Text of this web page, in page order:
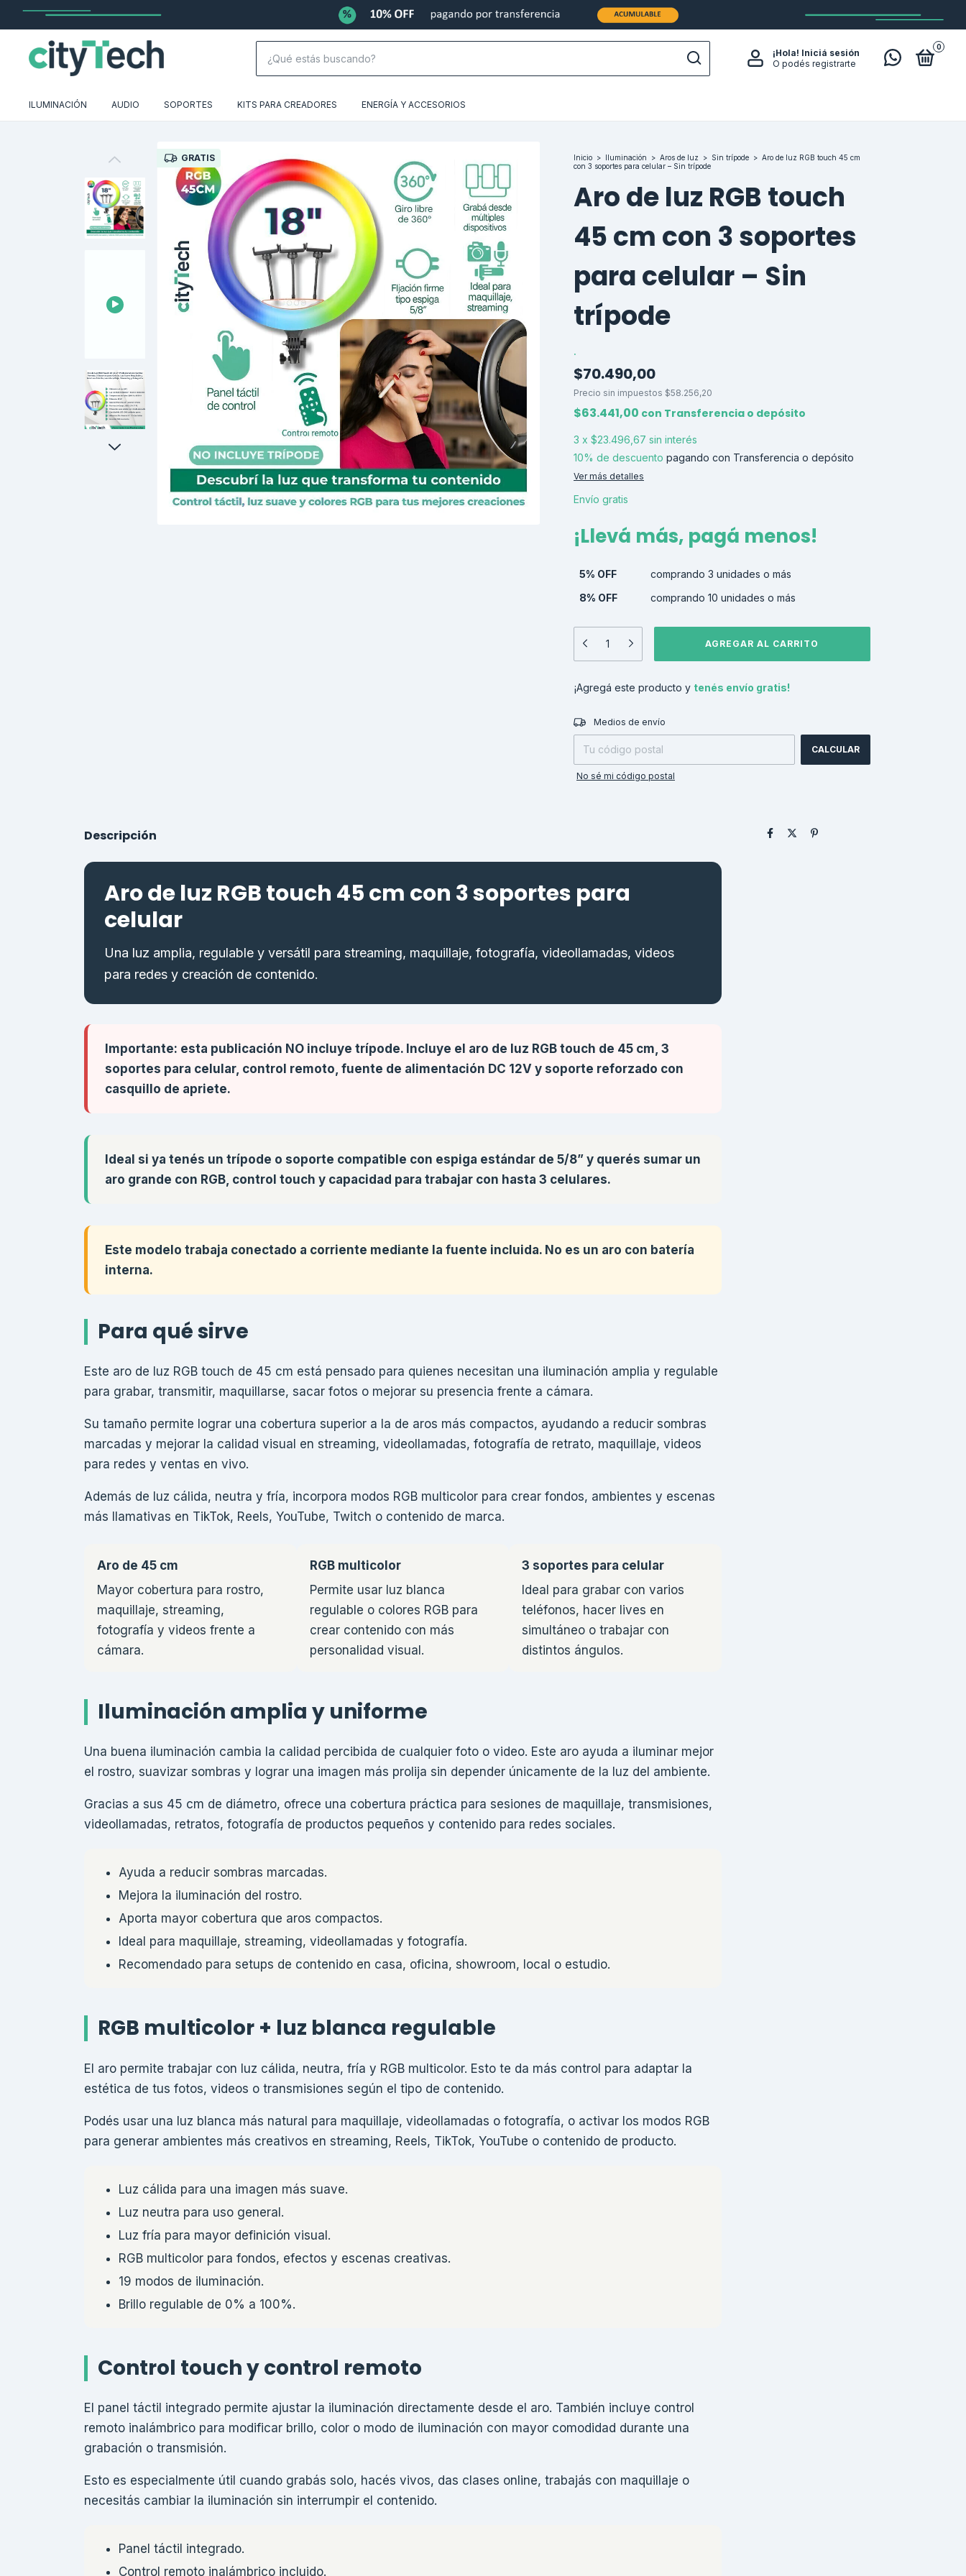
¡Hola! Iniciá sesión
O podés registrarte
0
ILUMINACIÓN AUDIO SOPORTES KITS PARA CREADORES ENERGÍA Y ACCESORIOS
GRATIS Inicio > Iluminación > Aros de luz > Sin trípode > Aro de luz RGB touch 45 cm
con 3 soportes para celular – Sin trípode
Aro de luz RGB touch
45 cm con 3 soportes
para celular – Sin
trípode
.
$70.490,00
Precio sin impuestos $58.256,20
$63.441,00 con Transferencia o depósito
3 x $23.496,67 sin interés
10% de descuento pagando con Transferencia o depósito
Ver más detalles
Envío gratis
¡Llevá más, pagá menos!
5% OFF
comprando 3 unidades o más
8% OFF
comprando 10 unidades o más
¡Agregá este producto y tenés envío gratis!
Entregas para el CP:
Medios de envío
CALCULAR
No sé mi código postal
Descripción
Aro de luz RGB touch 45 cm con 3 soportes para
celular
Una luz amplia, regulable y versátil para streaming, maquillaje, fotografía, videollamadas, videos
para redes y creación de contenido.
Importante: esta publicación NO incluye trípode. Incluye el aro de luz RGB touch de 45 cm, 3
soportes para celular, control remoto, fuente de alimentación DC 12V y soporte reforzado con
casquillo de apriete.
Ideal si ya tenés un trípode o soporte compatible con espiga estándar de 5/8” y querés sumar un
aro grande con RGB, control touch y capacidad para trabajar con hasta 3 celulares.
Este modelo trabaja conectado a corriente mediante la fuente incluida. No es un aro con batería
interna.
Para qué sirve
Este aro de luz RGB touch de 45 cm está pensado para quienes necesitan una iluminación amplia y regulable
para grabar, transmitir, maquillarse, sacar fotos o mejorar su presencia frente a cámara.
Su tamaño permite lograr una cobertura superior a la de aros más compactos, ayudando a reducir sombras
marcadas y mejorar la calidad visual en streaming, videollamadas, fotografía de retrato, maquillaje, videos
para redes y ventas en vivo.
Además de luz cálida, neutra y fría, incorpora modos RGB multicolor para crear fondos, ambientes y escenas
más llamativas en TikTok, Reels, YouTube, Twitch o contenido de marca.
Aro de 45 cm
Mayor cobertura para rostro,
maquillaje, streaming,
fotografía y videos frente a
cámara.
RGB multicolor
Permite usar luz blanca
regulable o colores RGB para
crear contenido con más
personalidad visual.
3 soportes para celular
Ideal para grabar con varios
teléfonos, hacer lives en
simultáneo o trabajar con
distintos ángulos.
Iluminación amplia y uniforme
Una buena iluminación cambia la calidad percibida de cualquier foto o video. Este aro ayuda a iluminar mejor
el rostro, suavizar sombras y lograr una imagen más prolija sin depender únicamente de la luz del ambiente.
Gracias a sus 45 cm de diámetro, ofrece una cobertura práctica para sesiones de maquillaje, transmisiones,
videollamadas, retratos, fotografía de productos pequeños y contenido para redes sociales.
Ayuda a reducir sombras marcadas.
Mejora la iluminación del rostro.
Aporta mayor cobertura que aros compactos.
Ideal para maquillaje, streaming, videollamadas y fotografía.
Recomendado para setups de contenido en casa, oficina, showroom, local o estudio.
RGB multicolor + luz blanca regulable
El aro permite trabajar con luz cálida, neutra, fría y RGB multicolor. Esto te da más control para adaptar la
estética de tus fotos, videos o transmisiones según el tipo de contenido.
Podés usar una luz blanca más natural para maquillaje, videollamadas o fotografía, o activar los modos RGB
para generar ambientes más creativos en streaming, Reels, TikTok, YouTube o contenido de producto.
Luz cálida para una imagen más suave.
Luz neutra para uso general.
Luz fría para mayor definición visual.
RGB multicolor para fondos, efectos y escenas creativas.
19 modos de iluminación.
Brillo regulable de 0% a 100%.
Control touch y control remoto
El panel táctil integrado permite ajustar la iluminación directamente desde el aro. También incluye control
remoto inalámbrico para modificar brillo, color o modo de iluminación con mayor comodidad durante una
grabación o transmisión.
Esto es especialmente útil cuando grabás solo, hacés vivos, das clases online, trabajás con maquillaje o
necesitás cambiar la iluminación sin interrumpir el contenido.
Panel táctil integrado.
Control remoto inalámbrico incluido.